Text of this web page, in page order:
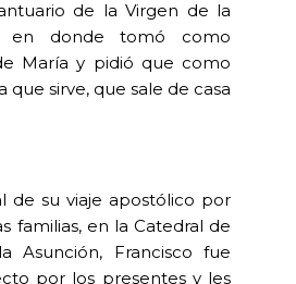
de la Virgen de la
en donde tomó como
María y pidió que como
que sirve, que sale de casa
de su viaje apostólico por
familias, en la Catedral de
Asunción, Francisco fue
por los presentes y les